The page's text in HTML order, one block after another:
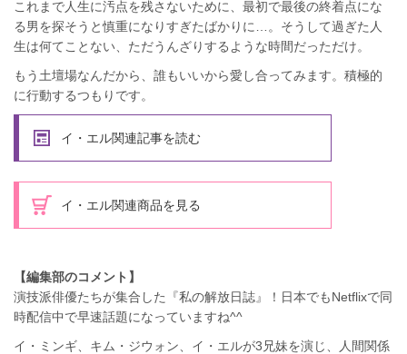
これまで人生に汚点を残さないために、最初で最後の終着点にな
る男を探そうと慎重になりすぎたばかりに…。そうして過ぎた人
生は何てことない、ただうんざりするような時間だっただけ。
もう土壇場なんだから、誰もいいから愛し合ってみます。積極的
に行動するつもりです。
イ・エル関連記事を読む
イ・エル関連商品を見る
【編集部のコメント】
演技派俳優たちが集合した『私の解放日誌』！日本でもNetflixで同
時配信中で早速話題になっていますね^^
イ・ミンギ、キム・ジウォン、イ・エルが3兄妹を演じ、人間関係